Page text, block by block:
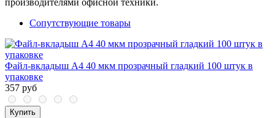
производителями офисной техники.
Сопутствующие товары
Файл-вкладыш А4 40 мкм прозрачный гладкий 100 штук в
упаковке
357 руб
Купить